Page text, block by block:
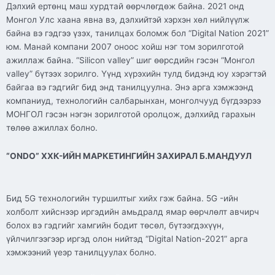
Дэлхий ертөнц маш хурдтай өөрчлөгдөж байна. 2021 онд
Монгол Улс хаана явна вэ, дэлхийтэй хэрхэн хөл нийлүүлж
байна вэ гэдгээ үзэх, танилцах боломж бол “Digital Nation 2021”
юм. Манай компани 2007 оноос хойш нэг том зорилготой
ажиллаж байна. “Silicon valley” шиг өөрсдийн гэсэн “Монгол
valley” бүтээх зорилго. Үүнд хүрэхийн тулд бидэнд юу хэрэгтэй
байгаа вэ гэдгийг бид энд танилцуулна. Энэ арга хэмжээнд
компаниуд, технологийн салбарынхан, монголчууд бүгдээрээ
МОНГОЛ гэсэн нэгэн зорилготой оролцож, дэлхийд гарахын
төлөө ажиллах болно.
“ONDO” ХХК-ИЙН МАРКЕТИНГИЙН ЗАХИРАЛ Б.МАНДУУЛ
Бид 5G технологийн туршилтыг хийх гэж байна. 5G -ийн
холболт хийснээр иргэдийн амьдралд ямар өөрчлөлт авчирч
болох вэ гэдгийг хамгийн бодит төсөл, бүтээгдэхүүн,
үйлчилгээгээр иргэд олон нийтэд “Digital Nation-2021” арга
хэмжээний үеэр танилцуулах болно.